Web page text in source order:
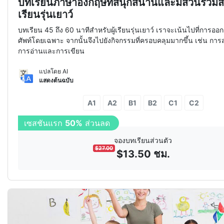
บทเรียนภาษาอังกฤษที่สนุกสนานและมีส่วนร่วม
เรียนรุ่นเยาว์
บทเรียน 45 ถึง 60 นาทีสำหรับผู้เรียนรุ่นเยาว์ เราจะเน้นไปที่การออ
ศัพท์โดยเฉพาะ จากนั้นจึงไปยังกิจกรรมที่ครอบคลุมมากขึ้น เช่น การ
การอ่านและการเขียน
แปลโดย AI
แสดงต้นฉบับ
A1 A2 B1 B2 C1 C2
10เซสชัน 5%ส่วนลด
จองบทเรียนส่วนตัว
$27.00 $13.50 ชม.